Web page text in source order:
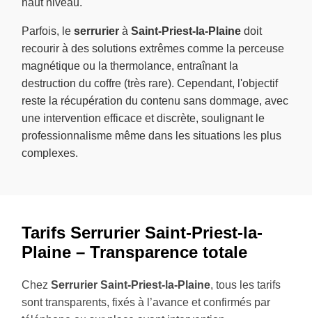
Parfois, le serrurier à Saint-Priest-la-Plaine doit
recourir à des solutions extrêmes comme la perceuse
magnétique ou la thermolance, entraînant la
destruction du coffre (très rare). Cependant, l'objectif
reste la récupération du contenu sans dommage, avec
une intervention efficace et discrète, soulignant le
professionnalisme même dans les situations les plus
complexes.
Tarifs Serrurier Saint-Priest-la-
Plaine – Transparence totale
Chez Serrurier Saint-Priest-la-Plaine, tous les tarifs
sont transparents, fixés à l’avance et confirmés par